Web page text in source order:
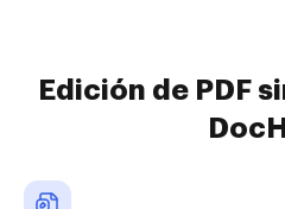
Edición de PDF